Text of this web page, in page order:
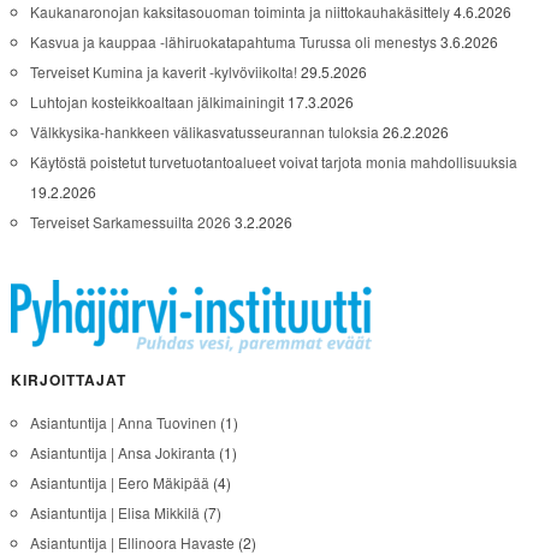
Kaukanaronojan kaksitasouoman toiminta ja niittokauhakäsittely4.6.2026
Kasvua ja kauppaa -lähiruokatapahtuma Turussa oli menestys3.6.2026
Terveiset Kumina ja kaverit -kylvöviikolta!29.5.2026
Luhtojan kosteikkoaltaan jälkimainingit 17.3.2026
Välkkysika-hankkeen välikasvatusseurannan tuloksia 26.2.2026
Käytöstä poistetut turvetuotantoalueet voivat tarjota monia mahdollisuuksia
19.2.2026
Terveiset Sarkamessuilta 2026 3.2.2026
KIRJOITTAJAT
Asiantuntija | Anna Tuovinen (1)
Asiantuntija | Ansa Jokiranta (1)
Asiantuntija | Eero Mäkipää (4)
Asiantuntija | Elisa Mikkilä (7)
Asiantuntija | Ellinoora Havaste (2)